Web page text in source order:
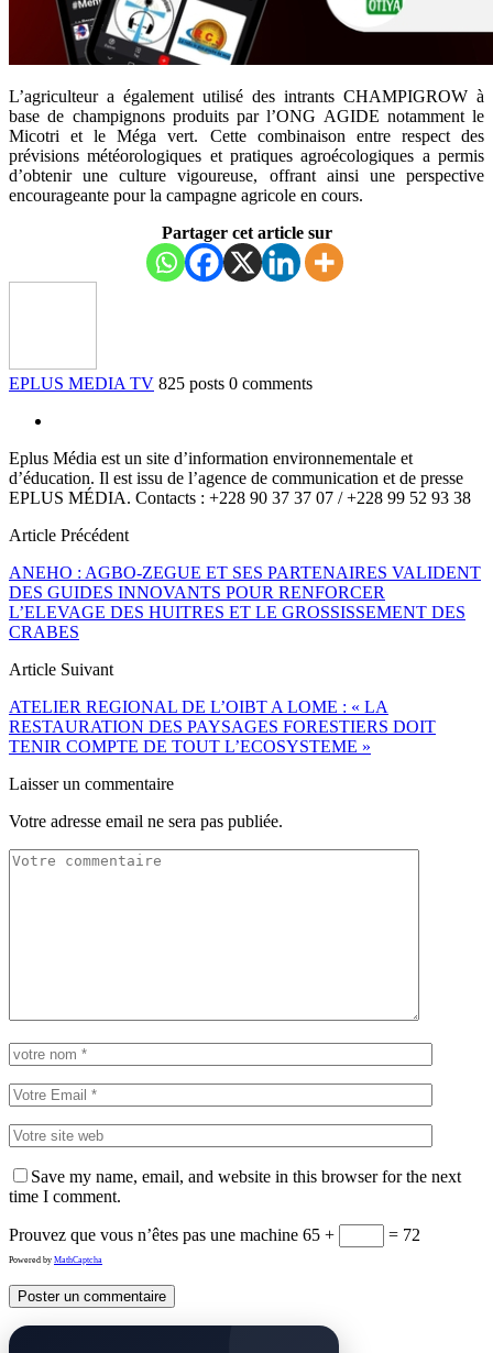
L’agriculteur a également utilisé des intrants CHAMPIGROW à
base de champignons produits par l’ONG AGIDE notamment le
Micotri et le Méga vert. Cette combinaison entre respect des
prévisions météorologiques et pratiques agroécologiques a permis
d’obtenir une culture vigoureuse, offrant ainsi une perspective
encourageante pour la campagne agricole en cours.
Partager cet article sur
EPLUS MEDIA TV 825 posts 0 comments
Eplus Média est un site d’information environnementale et
d’éducation. Il est issu de l’agence de communication et de presse
EPLUS MÉDIA. Contacts : +228 90 37 37 07 / +228 99 52 93 38
Article Précédent
ANEHO : AGBO-ZEGUE ET SES PARTENAIRES VALIDENT
DES GUIDES INNOVANTS POUR RENFORCER
L’ELEVAGE DES HUITRES ET LE GROSSISSEMENT DES
CRABES
Article Suivant
ATELIER REGIONAL DE L’OIBT A LOME : « LA
RESTAURATION DES PAYSAGES FORESTIERS DOIT
TENIR COMPTE DE TOUT L’ECOSYSTEME »
Laisser un commentaire
Votre adresse email ne sera pas publiée.
Save my name, email, and website in this browser for the next
time I comment.
Prouvez que vous n’êtes pas une machine 65 + = 72
Powered by MathCaptcha